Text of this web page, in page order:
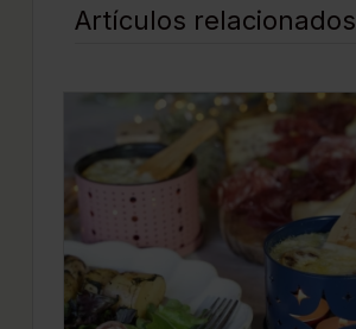
Artículos relacionados